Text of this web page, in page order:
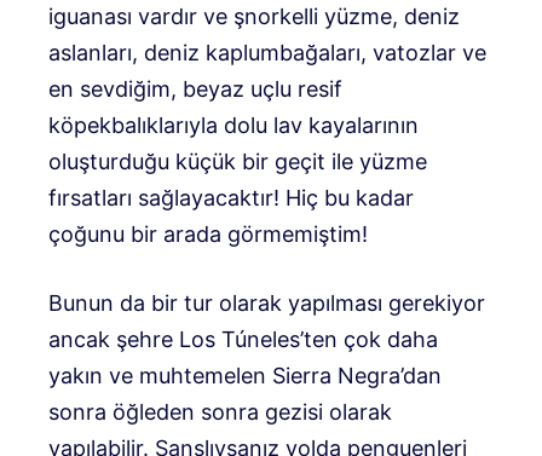
iguanası vardır ve şnorkelli yüzme, deniz
aslanları, deniz kaplumbağaları, vatozlar ve
en sevdiğim, beyaz uçlu resif
köpekbalıklarıyla dolu lav kayalarının
oluşturduğu küçük bir geçit ile yüzme
fırsatları sağlayacaktır! Hiç bu kadar
çoğunu bir arada görmemiştim!
Bunun da bir tur olarak yapılması gerekiyor
ancak şehre Los Túneles’ten çok daha
yakın ve muhtemelen Sierra Negra’dan
sonra öğleden sonra gezisi olarak
yapılabilir. Şanslıysanız yolda penguenleri